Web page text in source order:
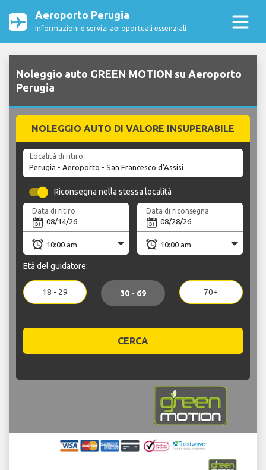
Aeroporto Perugia
Informazioni e servizi aeroportuali essenziali
Noleggio auto GREEN MOTION su Aeroporto
Perugia
NOLEGGIO AUTO DI VALORE INSUPERABILE
Località di ritiro
Riconsegna nella stessa località
Data di ritiro Data di riconsegna
Età del guidatore:
18 - 29 30 - 69 70+
CERCA